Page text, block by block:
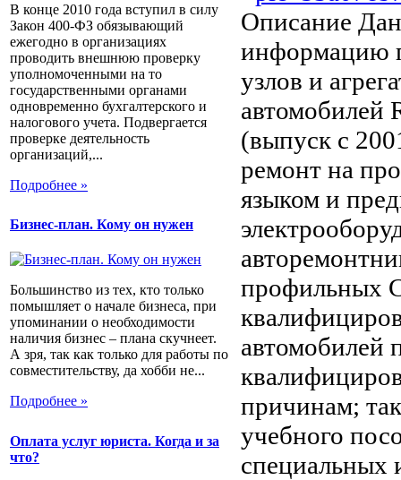
В конце 2010 года вступил в силу
Закон 400-ФЗ обязывающий
ежегодно в организациях
проводить внешнюю проверку
уполномоченными на то
государственными органами
одновременно бухгалтерского и
налогового учета. Подвергается
проверке деятельность
организаций,...
Подробнее »
Бизнес-план. Кому он нужен
Большинство из тех, кто только
помышляет о начале бизнеса, при
упоминании о необходимости
наличия бизнес – плана скучнеет.
А зря, так как только для работы по
совместительству, да хобби не...
Подробнее »
Оплата услуг юриста. Когда и за
что?
Описание
информацию
узлов и
автомобилей
(выпуск с
ремонт на
языком и
профильных
автомобилей
причинам;
учебного